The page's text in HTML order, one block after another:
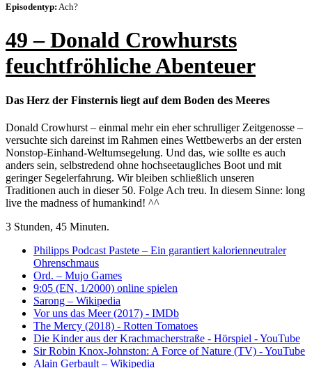
Episodentyp: Ach?
49 – Donald Crowhursts
feuchtfröhliche Abenteuer
Das Herz der Finsternis liegt auf dem Boden des Meeres
Donald Crowhurst – einmal mehr ein eher schrulliger Zeitgenosse –
versuchte sich dareinst im Rahmen eines Wettbewerbs an der ersten
Nonstop-Einhand-Weltumsegelung. Und das, wie sollte es auch
anders sein, selbstredend ohne hochseetaugliches Boot und mit
geringer Segelerfahrung. Wir bleiben schließlich unseren
Traditionen auch in dieser 50. Folge Ach treu. In diesem Sinne: long
live the madness of humankind! ^^
3 Stunden, 45 Minuten.
Philipps Podcast Pastete – Ein garantiert kalorienneutraler
Ohrenschmaus
Ord. – Mujo Games
9:05 (EN, 1/2000) online spielen
Sarong – Wikipedia
Vor uns das Meer (2017) - IMDb
The Mercy (2018) - Rotten Tomatoes
Die Kinder aus der Krachmacherstraße - Hörspiel - YouTube
Sir Robin Knox-Johnston: A Force of Nature (TV) - YouTube
Alain Gerbault – Wikipedia